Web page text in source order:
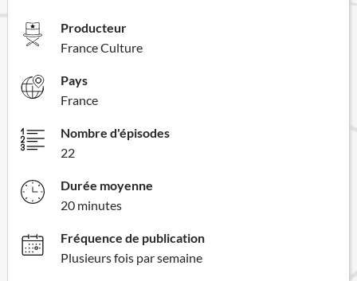
Producteur
France Culture
Pays
France
Nombre d'épisodes
22
Durée moyenne
20 minutes
Fréquence de publication
Plusieurs fois par semaine